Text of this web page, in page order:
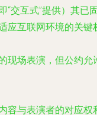
“交互式”提供）其已
应互联网环境的关键
现场表演，但公约允
内容与表演者的对应权